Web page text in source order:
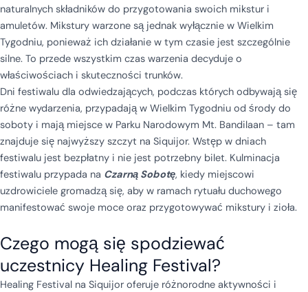
naturalnych składników do przygotowania swoich mikstur i
amuletów. Mikstury warzone są jednak wyłącznie w Wielkim
Tygodniu, ponieważ ich działanie w tym czasie jest szczególnie
silne. To przede wszystkim czas warzenia decyduje o
właściwościach i skuteczności trunków.
Dni festiwalu dla odwiedzających, podczas których odbywają się
różne wydarzenia, przypadają w Wielkim Tygodniu od środy do
soboty i mają miejsce w Parku Narodowym Mt. Bandilaan – tam
znajduje się najwyższy szczyt na Siquijor. Wstęp w dniach
festiwalu jest bezpłatny i nie jest potrzebny bilet. Kulminacja
festiwalu przypada na Czarną Sobotę, kiedy miejscowi
uzdrowiciele gromadzą się, aby w ramach rytuału duchowego
manifestować swoje moce oraz przygotowywać mikstury i zioła.
Czego mogą się spodziewać
uczestnicy Healing Festival?
Healing Festival na Siquijor oferuje różnorodne aktywności i